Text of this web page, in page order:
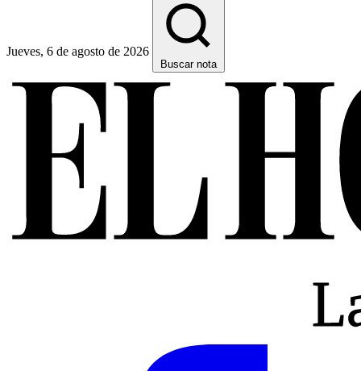
Jueves, 6 de agosto de 2026
Buscar nota